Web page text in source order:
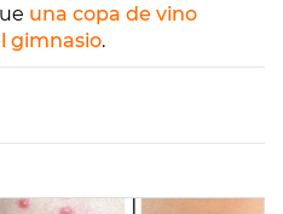
una copa de vino
gimnasio.